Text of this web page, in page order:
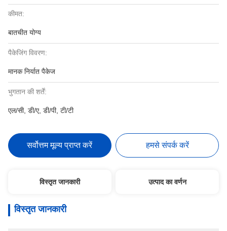
कीमत:
बातचीत योग्य
पैकेजिंग विवरण:
मानक निर्यात पैकेज
भुगतान की शर्तें:
एल/सी, डी/ए, डी/पी, टी/टी
सर्वोत्तम मूल्य प्राप्त करें हमसे संपर्क करें
विस्तृत जानकारी उत्पाद का वर्णन
विस्तृत जानकारी